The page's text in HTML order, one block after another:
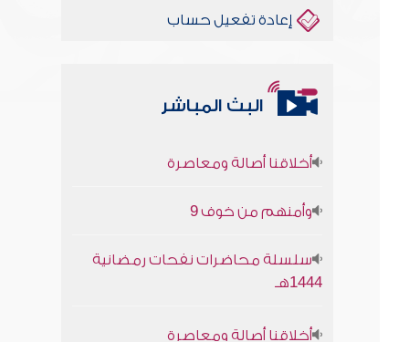
إعادة تفعيل حساب
البث المباشر
1444هـ